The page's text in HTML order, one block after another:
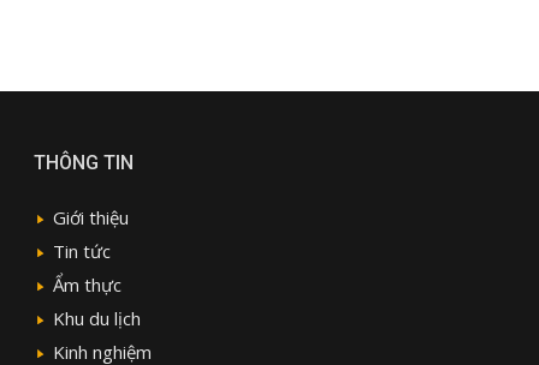
THÔNG TIN
Giới thiệu
Tin tức
Ẩm thực
Khu du lịch
Kinh nghiệm